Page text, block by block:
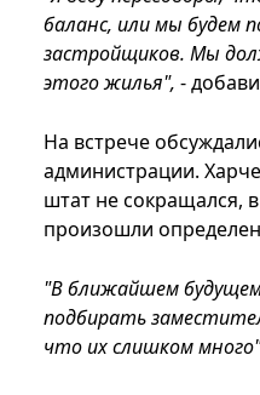
баланс, или мы будем
застройщиков. Мы
этого жилья", -
На встрече
администрации.
штат не сокращался,
произошли
"В ближайшем
подбирать
что их слишком много"